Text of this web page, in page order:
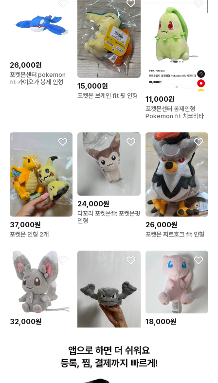
26,000원
포켓몬센터 pokemon
fit 가이오가 봉제 인형
15,000원
포켓몬 브케인 fit 핏 인형 11,000원
포켓몬센터 봉제인형
Pokemon fit 치코리타
37,000원
포켓몬 인형 2개
24,000원
다꼬리 포켓몬fit 포켓몬핏
인형
26,000원
포켓몬 찌르호크 fit 인형
32,000원
포켓몬 fit 꼬마돌
18,000원
앱으로 하면 더 쉬워요
등록, 찜, 결제까지 빠르게!